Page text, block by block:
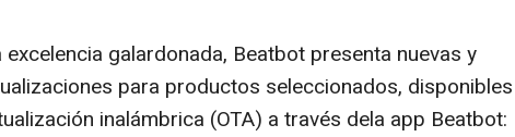
galardonada, Beatbot presenta nuevas y
para productos seleccionados, disponibles
inalámbrica (OTA) a través dela app Beatbot: